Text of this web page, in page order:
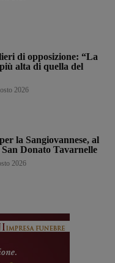
di opposizione: “La
alta di quella del
2026
la Sangiovannese, al
Donato Tavarnelle
2026